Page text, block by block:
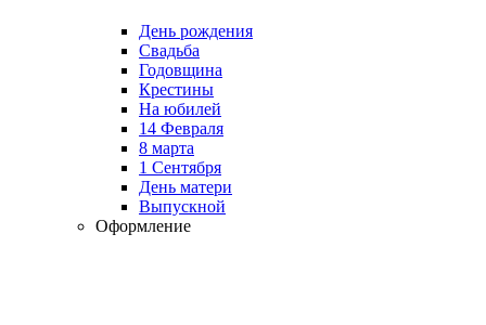
День рождения
Свадьба
Годовщина
Крестины
На юбилей
14 Февраля
8 марта
1 Сентября
День матери
Выпускной
Оформление